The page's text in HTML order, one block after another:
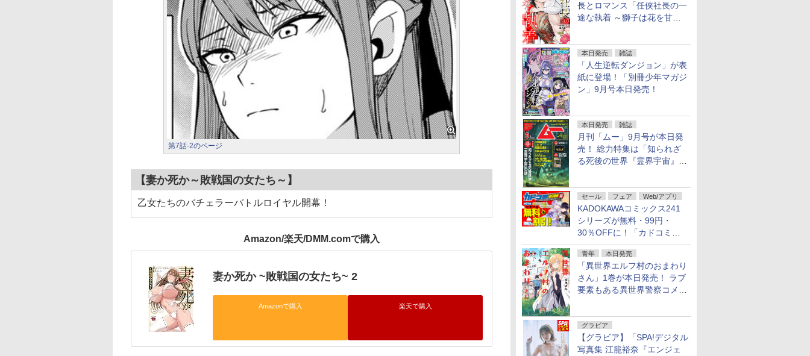
長とロマンス「任侠社長の一
途な執着 ～獅子は花を甘く
本日発売 雑誌
「人生逆転ダンジョン」が表
紙に登場！「別冊少年マガジ
ン」9月号本日発売！
本日発売 雑誌
月刊「ムー」9月号が本日発
売！ 総力特集は「知られざ
る死後の世界『霊界宇宙』の
セール フェア Web/アプリ
KADOKAWAコミックス241
シリーズが無料・99円・
30％OFFに！「カドコミフ
ェア 2026」第2弾が開催中！
青年 本日発売
「異世界エルフ村のおまわり
さん」1巻が本日発売！ ラブ
要素もある異世界警察コメデ
グラビア
【グラビア】「SPA!デジタル
写真集 江籠裕奈『エンジェ
第7話-2のページ
【妻か死か～敗戦国の女たち～】
乙女たちのバチェラーバトルロイヤル開幕！
Amazon/楽天/DMM.comで購入
妻か死か ~敗戦国の女たち~ 2
Amazonで購入 楽天で購入